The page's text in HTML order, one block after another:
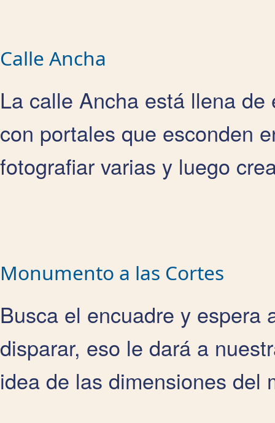
Calle Ancha
La calle Ancha está llena
con portales que esconden
fotografiar varias y luego
Monumento a las Cortes
Busca el encuadre y espera
disparar, eso le dará a
idea de las dimensiones del